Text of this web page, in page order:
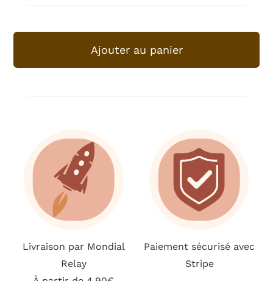
Vitamines
pastèque
Ajouter au panier
Livraison par Mondial
Relay
Paiement sécurisé avec
Stripe